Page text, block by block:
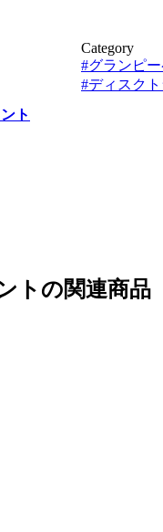
ト
Category
#グランピー
#ディスク
トの関連商品